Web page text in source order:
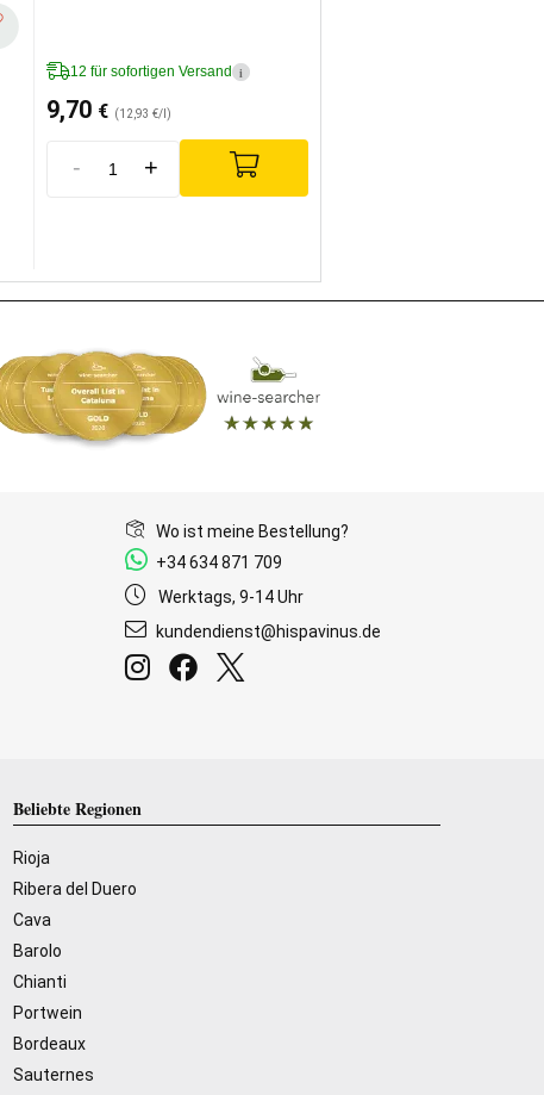
12 für sofortigen Versand i
9,70 € (12,93 €/l)
- +
Wo ist meine Bestellung?
+34 634 871 709
Werktags, 9-14 Uhr
kundendienst@hispavinus.de
Beliebte Regionen
Rioja
Ribera del Duero
Cava
Barolo
Chianti
Portwein
Bordeaux
Sauternes